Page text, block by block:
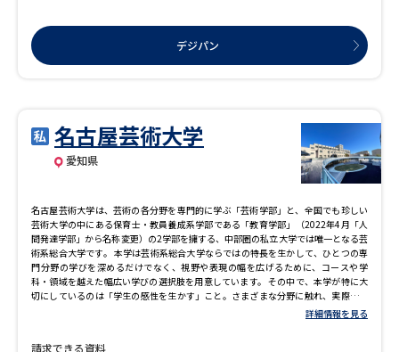
デジパン
名古屋芸術大学
愛知県
名古屋芸術大学は、芸術の各分野を専門的に学ぶ「芸術学部」と、全国でも珍しい
芸術大学の中にある保育士・教員養成系学部である「教育学部」（2022年4月「人
間発達学部」から名称変更）の2学部を擁する、中部圏の私立大学では唯一となる芸
術系総合大学です。 本学は芸術系総合大学ならではの特長を生かして、ひとつの専
門分野の学びを深めるだけでなく、視野や表現の幅を広げるために、コースや学
科・領域を越えた幅広い学びの選択肢を用意しています。 その中で、本学が特に大
切にしているのは「学生の感性を生かす」こと。さまざまな分野に触れ、実際に体
験をすることで、自分の「感性」が何に引かれるのかを知ることが重要と考えま
詳細情報を見る
請求できる資料